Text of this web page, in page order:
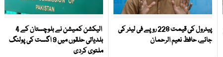
پیٹرول کی قیمت 228 روپے فی لیٹر کی
جائے، حافظ نعیم الرحمان
الیکشن کمیشن نے بلوچستان کے 4
بلدیاتی حلقوں میں 9 اگست کی پولنگ
ملتوی کردی